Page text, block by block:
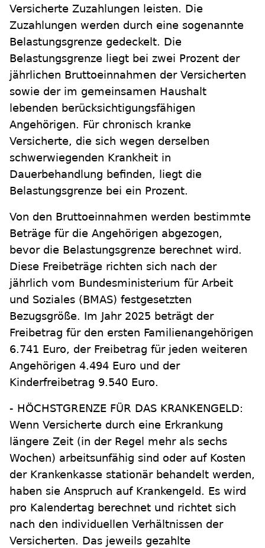
Versicherte Zuzahlungen leisten. Die
Zuzahlungen werden durch eine sogenannte
Belastungsgrenze gedeckelt. Die
Belastungsgrenze liegt bei zwei Prozent der
jährlichen Bruttoeinnahmen der Versicherten
sowie der im gemeinsamen Haushalt
lebenden berücksichtigungsfähigen
Angehörigen. Für chronisch kranke
Versicherte, die sich wegen derselben
schwerwiegenden Krankheit in
Dauerbehandlung befinden, liegt die
Belastungsgrenze bei ein Prozent.
Von den Bruttoeinnahmen werden bestimmte
Beträge für die Angehörigen abgezogen,
bevor die Belastungsgrenze berechnet wird.
Diese Freibeträge richten sich nach der
jährlich vom Bundesministerium für Arbeit
und Soziales (BMAS) festgesetzten
Bezugsgröße. Im Jahr 2025 beträgt der
Freibetrag für den ersten Familienangehörigen
6.741 Euro, der Freibetrag für jeden weiteren
Angehörigen 4.494 Euro und der
Kinderfreibetrag 9.540 Euro.
- HÖCHSTGRENZE FÜR DAS KRANKENGELD:
Wenn Versicherte durch eine Erkrankung
längere Zeit (in der Regel mehr als sechs
Wochen) arbeitsunfähig sind oder auf Kosten
der Krankenkasse stationär behandelt werden,
haben sie Anspruch auf Krankengeld. Es wird
pro Kalendertag berechnet und richtet sich
nach den individuellen Verhältnissen der
Versicherten. Das jeweils gezahlte